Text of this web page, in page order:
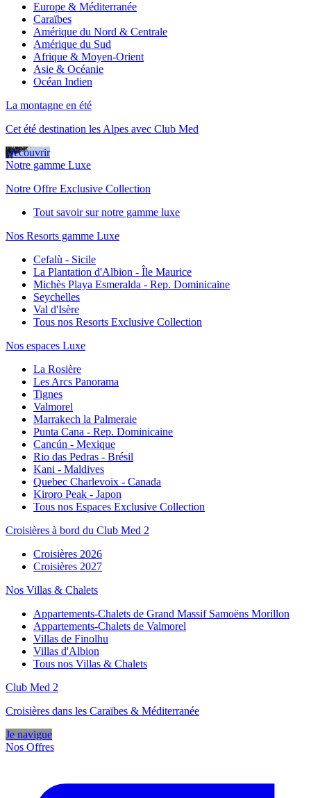
Europe & Méditerranée
Caraïbes
Amérique du Nord & Centrale
Amérique du Sud
Afrique & Moyen-Orient
Asie & Océanie
Océan Indien
La montagne en été
Cet été destination les Alpes avec Club Med
Découvrir
Notre gamme Luxe
Notre Offre Exclusive Collection
Tout savoir sur notre gamme luxe
Nos Resorts gamme Luxe
Cefalù - Sicile
La Plantation d'Albion - Île Maurice
Michès Playa Esmeralda - Rep. Dominicaine
Seychelles
Val d'Isère
Tous nos Resorts Exclusive Collection
Nos espaces Luxe
La Rosière
Les Arcs Panorama
Tignes
Valmorel
Marrakech la Palmeraie
Punta Cana - Rep. Dominicaine
Cancún - Mexique
Rio das Pedras - Brésil
Kani - Maldives
Quebec Charlevoix - Canada
Kiroro Peak - Japon
Tous nos Espaces Exclusive Collection
Croisières à bord du Club Med 2
Croisières 2026
Croisières 2027
Nos Villas & Chalets
Appartements-Chalets de Grand Massif Samoëns Morillon
Appartements-Chalets de Valmorel
Villas de Finolhu
Villas d'Albion
Tous nos Villas & Chalets
Club Med 2
Croisières dans les Caraïbes & Méditerranée
Je navigue
Nos Offres